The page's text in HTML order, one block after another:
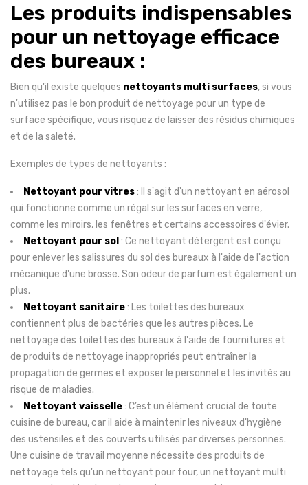
Les produits indispensables
pour un nettoyage efficace
des bureaux :
Bien qu'il existe quelques nettoyants multi surfaces, si vous
n'utilisez pas le bon produit de nettoyage pour un type de
surface spécifique, vous risquez de laisser des résidus chimiques
et de la saleté.
Exemples de types de nettoyants :
Nettoyant pour vitres: Il s'agit d'un nettoyant en aérosol
qui fonctionne comme un régal sur les surfaces en verre,
comme les miroirs, les fenêtres et certains accessoires d'évier.
Nettoyant pour sol : Ce nettoyant détergent est conçu
pour enlever les salissures du sol des bureaux à l'aide de l'action
mécanique d'une brosse. Son odeur de parfum est également un
plus.
Nettoyant sanitaire: Les toilettes des bureaux
contiennent plus de bactéries que les autres pièces. Le
nettoyage des toilettes des bureaux à l'aide de fournitures et
de produits de nettoyage inappropriés peut entraîner la
propagation de germes et exposer le personnel et les invités au
risque de maladies.
Nettoyant vaisselle: C’est un élément crucial de toute
cuisine de bureau, car il aide à maintenir les niveaux d'hygiène
des ustensiles et des couverts utilisés par diverses personnes.
Une cuisine de travail moyenne nécessite des produits de
nettoyage tels qu'un nettoyant pour four, un nettoyant multi